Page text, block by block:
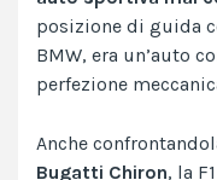
posizione di guida
BMW, era un’auto
perfezione
Anche
Bugatti Chiron, la